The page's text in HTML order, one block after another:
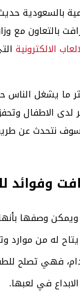
بالسعودية
بالتعاون مع
الالكترونية
يشغل الناس
لدى الاطفال
نتحدث عن
وفوائد
ويمكن وصفها
له من موارد
فهي تصلح
في لعبها.